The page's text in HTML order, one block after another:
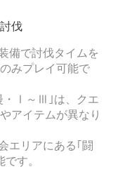
伐
備で討伐タイムを
みプレイ可能で
・Ⅰ～Ⅲ｣は、クエ
アイテムが異なり
エリアにある｢闘
す。